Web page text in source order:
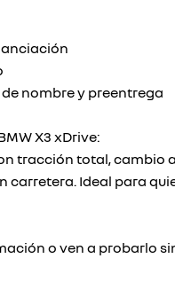
nombre y preentrega
X3 xDrive:
tracción total,
carretera. Ideal para
o ven a probarlo